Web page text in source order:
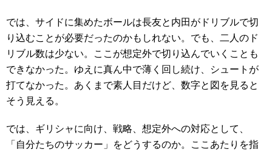
では、サイドに集めたボールは長友と内田がドリブルで切
り込むことが必要だったのかもしれない。でも、二人のド
リブル数は少ない。ここが想定外で切り込んでいくことも
できなかった。ゆえに真ん中で薄く回し続け、シュートが
打てなかった。あくまで素人目だけど、数字と図を見ると
そう見える。
では、ギリシャに向け、戦略、想定外への対応として、
「自分たちのサッカー」をどうするのか。ここあたりを指